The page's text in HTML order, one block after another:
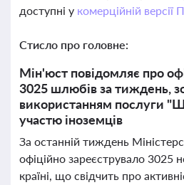
доступні у комерційній
Стисло про головне:
Мін'юст повідомляє про
3025 шлюбів за тиждень,
використанням послуги
участю іноземців
За останній тиждень
офіційно зареєструвало 3025
країні, що свідчить про